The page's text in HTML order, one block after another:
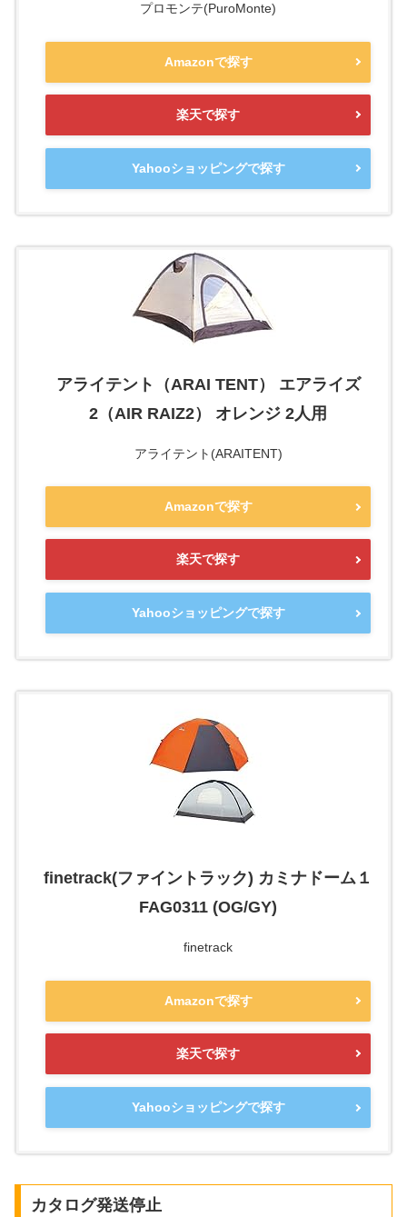
プロモンテ(PuroMonte)
Amazonで探す
楽天で探す
Yahooショッピングで探す
アライテント（ARAI TENT） エアライズ
2（AIR RAIZ2） オレンジ 2人用
アライテント(ARAITENT)
Amazonで探す
楽天で探す
Yahooショッピングで探す
finetrack(ファイントラック) カミナドーム１
FAG0311 (OG/GY)
finetrack
Amazonで探す
楽天で探す
Yahooショッピングで探す
カタログ発送停止